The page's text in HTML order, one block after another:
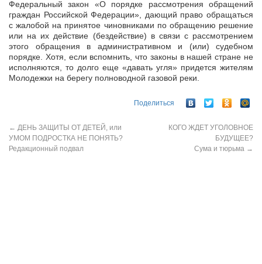
Федеральный закон «О порядке рассмотрения обращений
граждан Российской Федерации», дающий право обращаться
с жалобой на принятое чиновниками по обращению решение
или на их действие (бездействие) в связи с рассмотрением
этого обращения в административном и (или) судебном
порядке. Хотя, если вспомнить, что законы в нашей стране не
исполняются, то долго еще «давать угля» придется жителям
Молодежки на берегу полноводной газовой реки.
Поделиться
← ДЕНЬ ЗАЩИТЫ ОТ ДЕТЕЙ, или
УМОМ ПОДРОСТКА НЕ ПОНЯТЬ?
Редакционный подвал
КОГО ЖДЕТ УГОЛОВНОЕ
БУДУЩЕЕ?
Сума и тюрьма →